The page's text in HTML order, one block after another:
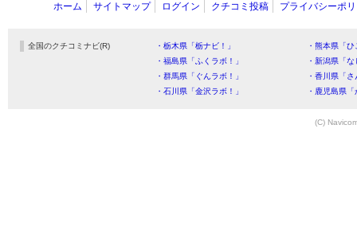
ホーム サイトマップ ログイン クチコミ投稿 プライバシーポ
全国のクチコミナビ(R) ・栃木県「栃ナビ！」
・熊本県「
・福島県「ふくラボ！」
・新潟県「
・群馬県「ぐんラボ！」
・香川県「
・石川県「金沢ラボ！」
・鹿児島県
(C)